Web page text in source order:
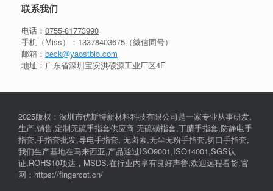
联系我们
电话： 0755-81773990
手机（Miss）： 13378403675 （微信同号）
邮箱： beck@yaostbio.com
地址：广东省深圳宝安洪硕源工业厂区4F
2025版权：深圳市优斯特新材料科技有限公司是一家专业从事研发,
生产,销售,定制无硫手指套供应商-无硫磺指套,丁腈手指套,防静电手
指套,手指套批发,导电手指套, 无卤素,无尘无粉手指套,切口手指套,
我们生产基地在马来西亚,产品通过ISO9001,ISO14001,SGS认
证,ROHS10项达，MSDS.在行业内享有良好声誉,欢迎远程看货.官
网：https://fingercot.cn/